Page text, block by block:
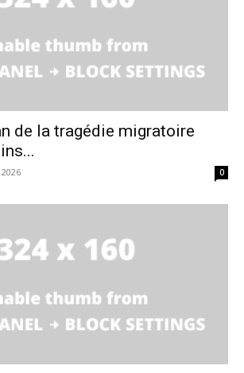
de la tragédie migratoire
0